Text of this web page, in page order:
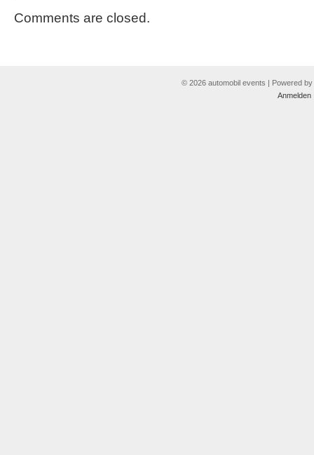
Comments are closed.
© 2026 automobil events | Powered by
Anmelden|